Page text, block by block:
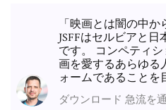
「映画とは闇の中か
JSFFはセルビアと
です。 コンペティ
画を愛するあらゆる
ォームであることを
ダウンロード 急流を